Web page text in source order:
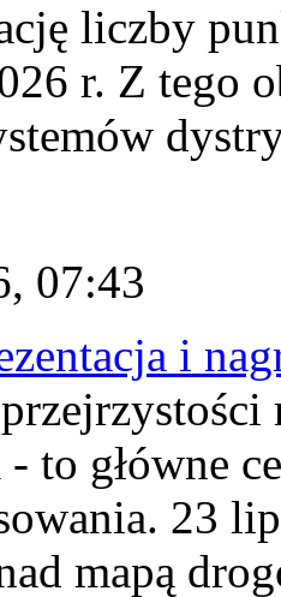
liczby
r. Z tego
07:43
i
to główne
23
mapą